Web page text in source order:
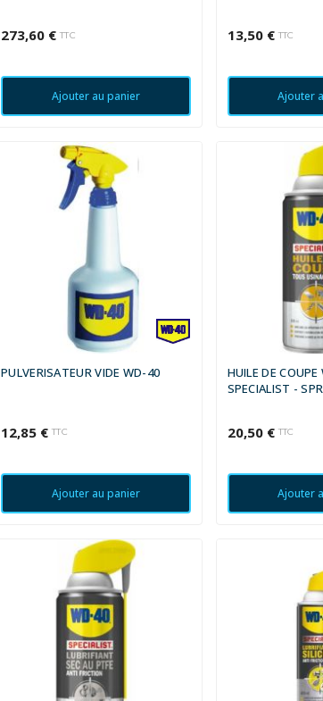
273,60 € TTC
Ajouter au panier
13,50 € TTC
Ajouter
PULVERISATEUR VIDE WD-40
12,85 € TTC
Ajouter au panier
HUILE DE
SPECIALIST -
20,50 € TTC
Ajouter